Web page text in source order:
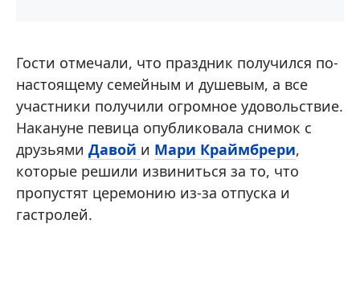
Гости отмечали, что праздник получился по-
настоящему семейным и душевым, а все
участники получили огромное удовольствие.
Накануне певица опубликовала снимок с
друзьями Давой и Мари Краймбрери,
которые решили извиниться за то, что
пропустят церемонию из-за отпуска и
гастролей.